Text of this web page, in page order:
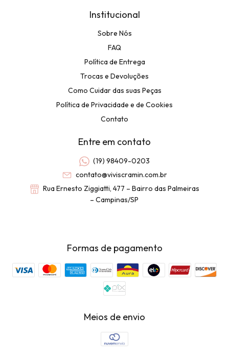
Institucional
Sobre Nós
FAQ
Política de Entrega
Trocas e Devoluções
Como Cuidar das suas Peças
Política de Privacidade e de Cookies
Contato
Entre em contato
(19) 98409-0203
contato@viviscramin.com.br
Rua Ernesto Ziggiatti, 477 – Bairro das Palmeiras
– Campinas/SP
Formas de pagamento
Meios de envio